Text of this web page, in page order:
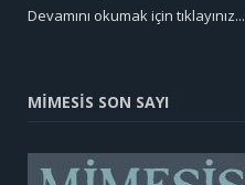
Devamını okumak için tıklayınız...
MİMESİS SON SAYI